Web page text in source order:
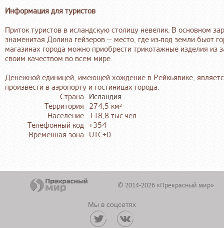
Информация для туристов
Приток туристов в исландскую столицу невелик. В основном
знаменитая Долина гейзеров — место, где из-под земли бьют
магазинах города можно приобрести трикотажные изделия из
своим качеством во всем мире.
Денежной единицей, имеющей хождение в Рейкьявике,
произвести в аэропорту и гостиницах города.
Страна
Исландия
Территория
274,5 км²
Население
118,8 тыс.чел.
Телефонный код +354
Временная зона
UTC+0
© 2014-2026 «Прекрасный мир»
Мы в соцсетях